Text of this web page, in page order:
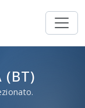
(BT)